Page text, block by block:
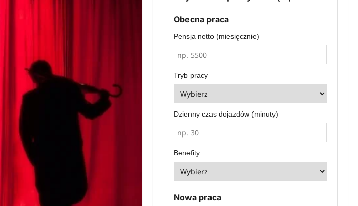
Obecna praca
Pensja netto (miesięcznie)
Tryb pracy
Dzienny czas dojazdów (minuty)
Benefity
Nowa praca